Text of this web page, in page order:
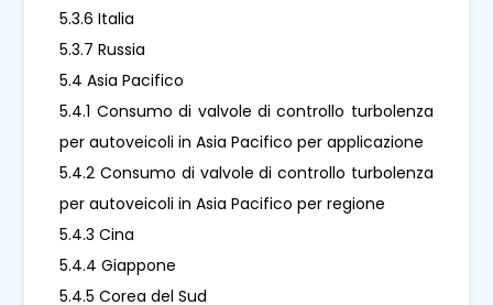
5.3.6 Italia
5.3.7 Russia
5.4 Asia Pacifico
5.4.1 Consumo di valvole di controllo turbolenza
per autoveicoli in Asia Pacifico per applicazione
5.4.2 Consumo di valvole di controllo turbolenza
per autoveicoli in Asia Pacifico per regione
5.4.3 Cina
5.4.4 Giappone
5.4.5 Corea del Sud